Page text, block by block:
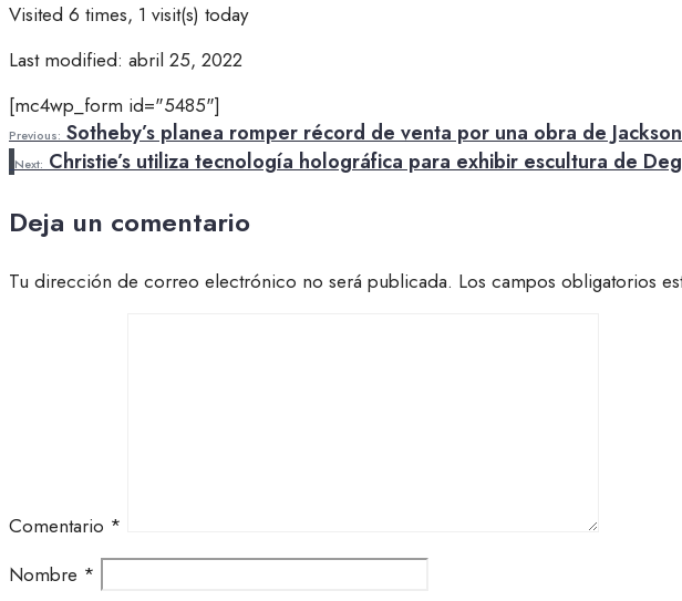
Visited 6 times, 1 visit(s) today
Last modified: abril 25, 2022
[mc4wp_form id="5485"]
Previous: Sotheby’s planea romper récord de venta por una obra de
Next: Christie’s utiliza tecnología holográfica para exhibir escultura de
Deja un comentario
Tu dirección de correo electrónico no será publicada. Los campos obligatorios
Comentario *
Nombre *